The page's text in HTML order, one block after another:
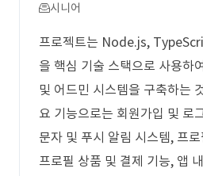
시니어
프로젝트는 Node.js,
을 핵심 기술 스택으로 사용하
및 어드민 시스템을 구축하는
요 기능으로는 회원가입 및 로
문자 및 푸시 알림 시스템, 프
프로필 상품 및 결제 기능, 앱